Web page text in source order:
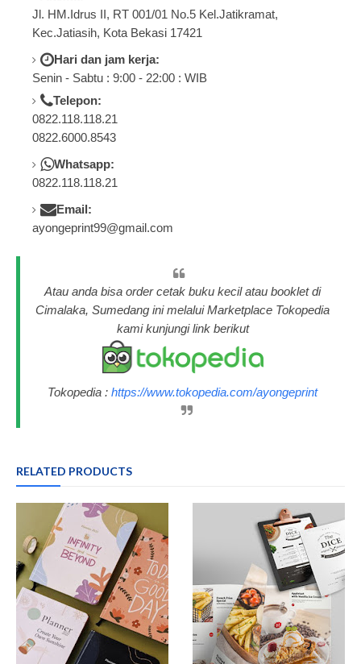
Jl. HM.Idrus II, RT 001/01 No.5 Kel.Jatikramat,
Kec.Jatiasih, Kota Bekasi 17421
Hari dan jam kerja:
Senin - Sabtu : 9:00 - 22:00 : WIB
Telepon:
0822.118.118.21
0822.6000.8543
Whatsapp:
0822.118.118.21
Email:
ayongeprint99@gmail.com
Atau anda bisa order cetak buku kecil atau booklet di
Cimalaka, Sumedang ini melalui Marketplace Tokopedia
kami kunjungi link berikut
Tokopedia : https://www.tokopedia.com/ayongeprint
RELATED PRODUCTS